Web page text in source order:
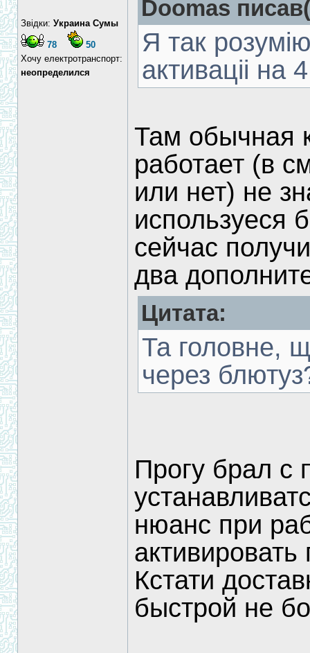
Звідки: Украина Сумы
78
50
Хочу електротранспорт:
неопределился
Doomas
Я так
активаціі на
Там обычная
работает (в
или нет) не
используеся
сейчас
два
Цитата:
Та головне,
через
Прогу брал с
нюанс при
Кстати
быстрой не